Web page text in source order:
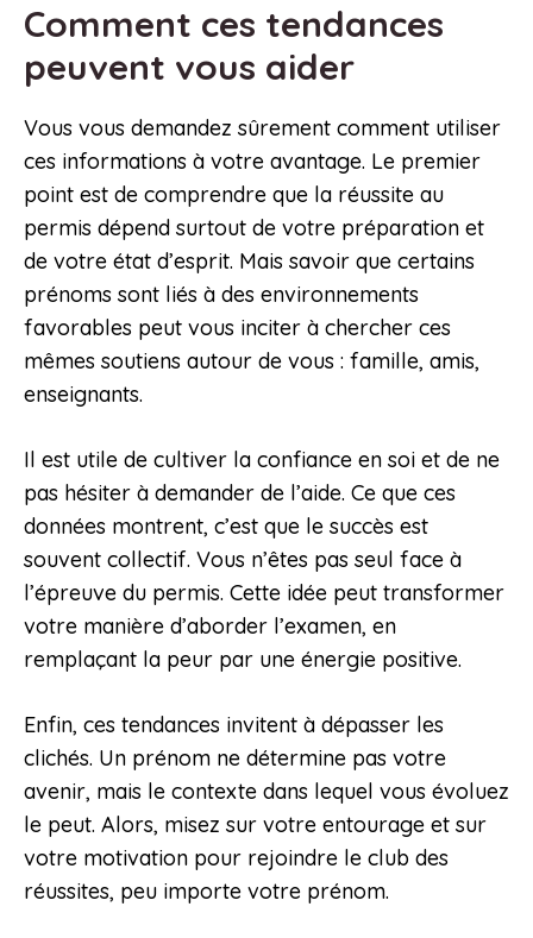
Comment ces tendances
peuvent vous aider
Vous vous demandez sûrement comment utiliser
ces informations à votre avantage. Le premier
point est de comprendre que la réussite au
permis dépend surtout de votre préparation et
de votre état d’esprit. Mais savoir que certains
prénoms sont liés à des environnements
favorables peut vous inciter à chercher ces
mêmes soutiens autour de vous : famille, amis,
enseignants.
Il est utile de cultiver la confiance en soi et de ne
pas hésiter à demander de l’aide. Ce que ces
données montrent, c’est que le succès est
souvent collectif. Vous n’êtes pas seul face à
l’épreuve du permis. Cette idée peut transformer
votre manière d’aborder l’examen, en
remplaçant la peur par une énergie positive.
Enfin, ces tendances invitent à dépasser les
clichés. Un prénom ne détermine pas votre
avenir, mais le contexte dans lequel vous évoluez
le peut. Alors, misez sur votre entourage et sur
votre motivation pour rejoindre le club des
réussites, peu importe votre prénom.